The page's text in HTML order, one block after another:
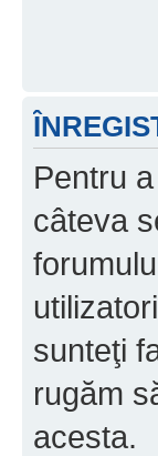
Pentru
câteva
sunteţi
rugăm
acesta.